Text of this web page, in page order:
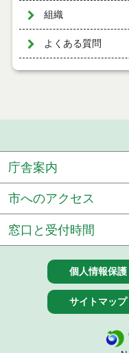
組織
よくある質問
庁舎案内
市へのアクセス
窓口と受付時間
個人情報保護
サイトマップ